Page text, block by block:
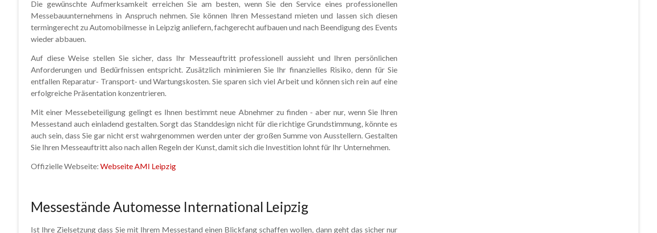
Die gewünschte Aufmerksamkeit erreichen Sie am besten, wenn Sie den Service eines professionellen
Messebauunternehmens in Anspruch nehmen. Sie können Ihren Messestand mieten und lassen sich diesen
termingerecht zu Automobilmesse in Leipzig anliefern, fachgerecht aufbauen und nach Beendigung des Events
wieder abbauen.
Auf diese Weise stellen Sie sicher, dass Ihr Messeauftritt professionell aussieht und Ihren persönlichen
Anforderungen und Bedürfnissen entspricht. Zusätzlich minimieren Sie Ihr finanzielles Risiko, denn für Sie
entfallen Reparatur- Transport- und Wartungskosten. Sie sparen sich viel Arbeit und können sich rein auf eine
erfolgreiche Präsentation konzentrieren.
Mit einer Messebeteiligung gelingt es Ihnen bestimmt neue Abnehmer zu finden - aber nur, wenn Sie Ihren
Messestand auch einladend gestalten. Sorgt das Standdesign nicht für die richtige Grundstimmung, könnte es
auch sein, dass Sie gar nicht erst wahrgenommen werden unter der großen Summe von Ausstellern. Gestalten
Sie Ihren Messeauftritt also nach allen Regeln der Kunst, damit sich die Investition lohnt für Ihr Unternehmen.
Offizielle Webseite: Webseite AMI Leipzig
Messestände Automesse International Leipzig
Ist Ihre Zielsetzung dass Sie mit Ihrem Messestand einen Blickfang schaffen wollen, dann geht das sicher nur